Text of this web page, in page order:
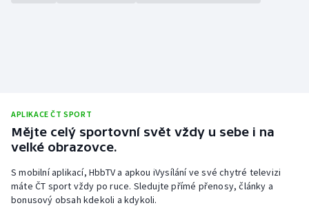
APLIKACE ČT SPORT
Mějte celý sportovní svět vždy u sebe i na
velké obrazovce.
S mobilní aplikací, HbbTV a apkou iVysílání ve své chytré televizi
máte ČT sport vždy po ruce. Sledujte přímé přenosy, články a
bonusový obsah kdekoli a kdykoli.